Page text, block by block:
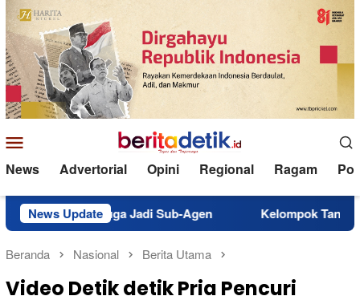
Loncat
ke
konten
Mobile
News Advertorial Opini Regional Ragam
News Update
Diduga Jadi Sub-Agen Kelompok Tani Nita di
Beranda Nasional Berita Utama
Video Detik detik Pria Pencuri